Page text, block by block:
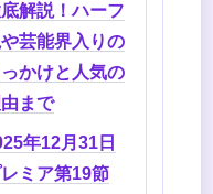
解説！ハーフ
芸能界入りの
かけと人気の
まで
年12月31日
ミア第19節